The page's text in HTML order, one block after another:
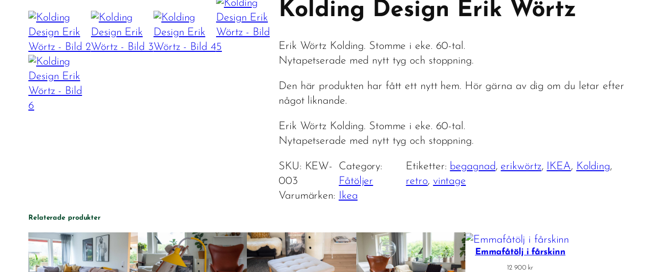
Kolding Design Erik Wörtz
Erik Wörtz Kolding. Stomme i eke. 60-tal.
Nytapetserade med nytt tyg och stoppning.
Den här produkten har fått ett nytt hem. Hör gärna av dig om du letar efter
något liknande.
Erik Wörtz Kolding. Stomme i eke. 60-tal.
Nytapetserade med nytt tyg och stoppning.
SKU: KEW-
003
Category:
Fåtöljer
Etiketter: begagnad, erikwörtz, IKEA, Kolding
retro, vintage
Varumärken: Ikea
Relaterade produkter
Emmafåtölj i fårskinn
12 900 kr